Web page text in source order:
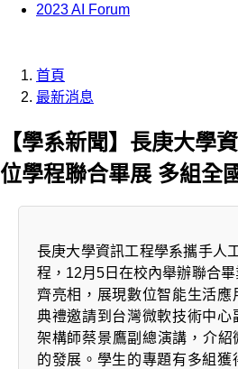
2023 AI Forum
首頁
最新消息
【學系新聞】長庚大學
位學程聯合畢展 多組全
長庚大學資訊工程學系攜手人
程，12月5日在校內舉辦聯合
齊亮相，展現數位智能生活應
典禮邀請到台灣微軟技術中心
架構師蔡景鷹副總演講，介紹
的發展。學生的專題有多組獲